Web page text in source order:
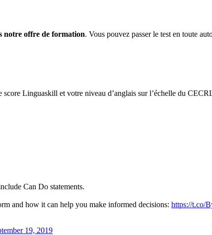
notre offre de formation. Vous pouvez passer le test en toute
Linguaskill et votre niveau d’anglais sur l’échelle du
Can Do statements.
and how it can help you make informed decisions: https://t.co/
19, 2019